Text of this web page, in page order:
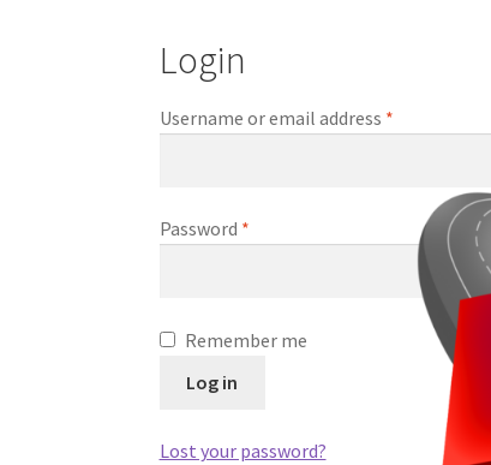
Login
Username or email address *
Password *
Remember me
Log in
Lost your password?